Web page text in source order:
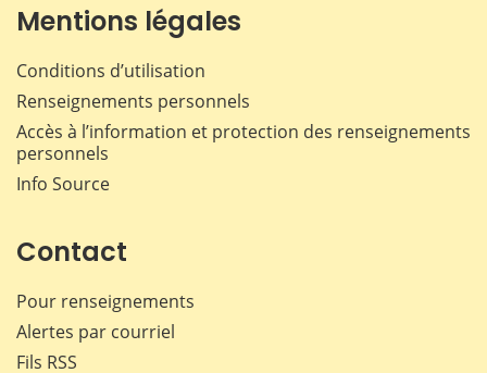
Mentions légales
Conditions d’utilisation
Renseignements personnels
Accès à l’information et protection des renseignements
personnels
Info Source
Contact
Pour renseignements
Alertes par courriel
Fils RSS